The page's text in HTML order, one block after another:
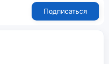
Подписаться